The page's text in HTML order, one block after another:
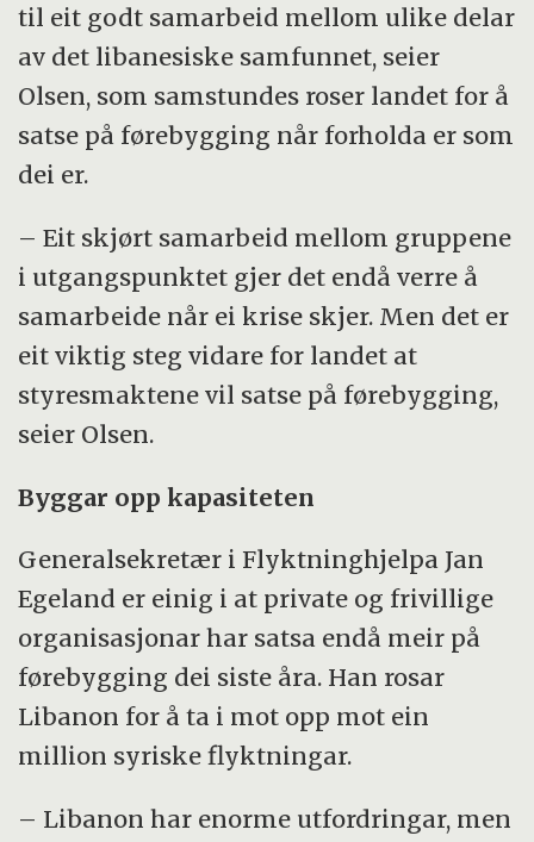
til eit godt samarbeid mellom ulike delar
av det libanesiske samfunnet, seier
Olsen, som samstundes roser landet for å
satse på førebygging når forholda er som
dei er.
– Eit skjørt samarbeid mellom gruppene
i utgangspunktet gjer det endå verre å
samarbeide når ei krise skjer. Men det er
eit viktig steg vidare for landet at
styresmaktene vil satse på førebygging,
seier Olsen.
Byggar opp kapasiteten
Generalsekretær i Flyktninghjelpa Jan
Egeland er einig i at private og frivillige
organisasjonar har satsa endå meir på
førebygging dei siste åra. Han rosar
Libanon for å ta i mot opp mot ein
million syriske flyktningar.
– Libanon har enorme utfordringar, men